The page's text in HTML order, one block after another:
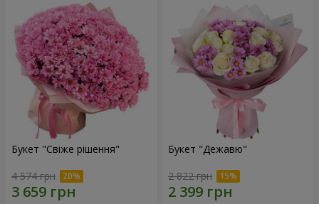
Букет "Свіже рішення"
4 574 грн
Букет "Дежавю"
2 822 грн